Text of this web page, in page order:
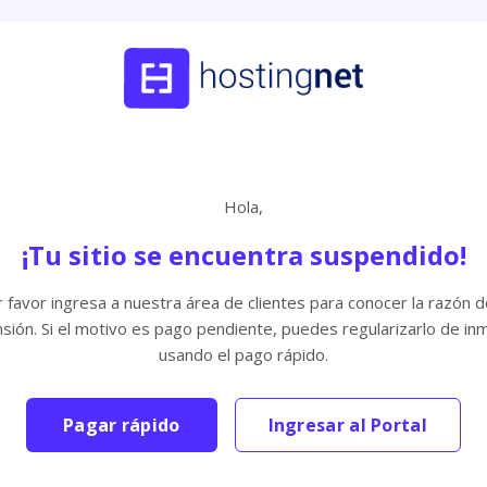
Hola,
¡Tu sitio se encuentra suspendido!
favor ingresa a nuestra área de clientes para conocer la razón
Si el motivo es pago pendiente, puedes regularizarlo de
usando el pago rápido.
Pagar rápido Ingresar al Portal